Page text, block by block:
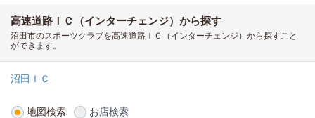
高速道路ＩＣ（インターチェンジ）から探す
沼田市のスポーツクラブを高速道路ＩＣ（インターチェンジ）から探すこと
ができます。
沼田ＩＣ
地図検索 お店検索